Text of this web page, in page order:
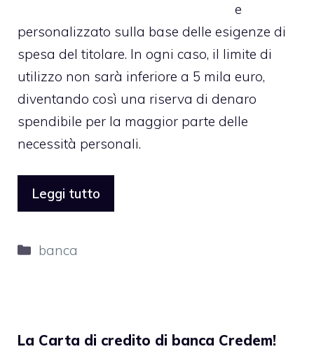
e
personalizzato sulla base delle esigenze di
spesa del titolare. In ogni caso, il limite di
utilizzo non sarà inferiore a 5 mila euro,
diventando così una riserva di denaro
spendibile per la maggior parte delle
necessità personali.
Leggi tutto
Categorie
banca
La Carta di credito di banca Credem!